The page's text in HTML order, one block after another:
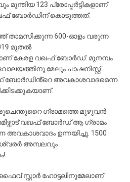
മുന്തിയ 123 പ്രോപ്പർട്ടികളാണ്
ബോർഡിന് കൊടുത്തത്.
താമസിക്കുന്ന 600-ഓളം വരുന്ന
മുതൽ
കേരള വഖഫ് ബോർഡ്. മുനമ്പം
മേലും പാഷനിസ്റ്റ്
ബോർഡിൻ്റെ അവകാശവാദമെന്ന
ഗ്രാമത്തെ മുഴുവൻ
വഖഫ് ബോർഡ് ആ ഗ്രാമം
ഉന്നയിച്ചു. 1500
അമ്പലവും
സ്റ്റാർ ഹോട്ടലിനുമേലാണ്